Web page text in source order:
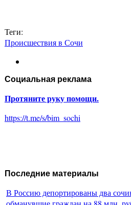
Теги:
Происшествия в Сочи
Социальная реклама
Протяните руку помощи.
https://t.me/s/bim_sochi
Последние материалы
В Россию депортированы два